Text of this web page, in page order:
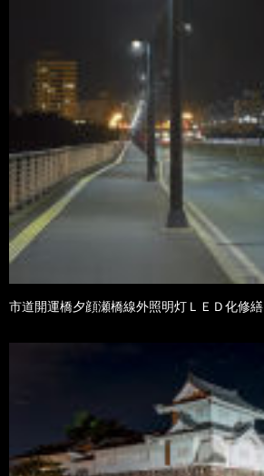
市道開運橋夕顔瀬橋線外照明灯ＬＥＤ化修繕